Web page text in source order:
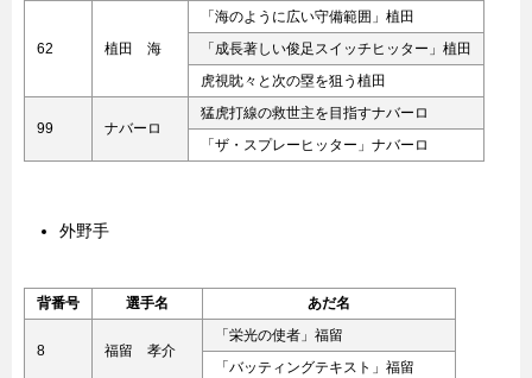
62 植田 海
「海のように広い守備範囲」植田
「成長著しい俊足スイッチヒッター」植田
虎視眈々と次の塁を狙う植田
99 ナバーロ
猛虎打線の救世主を目指すナバーロ
「ザ・スプレーヒッター」ナバーロ
外野手
背番号 選手名 あだ名
8 福留 孝介
「栄光の使者」福留
「バッティングテキスト」福留